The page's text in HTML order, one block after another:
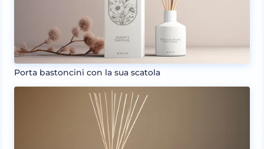
Porta bastoncini con la sua scatola